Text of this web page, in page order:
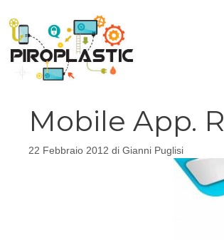
contenuto
Mobile App.
22 Febbraio 2012 di Gianni Puglisi